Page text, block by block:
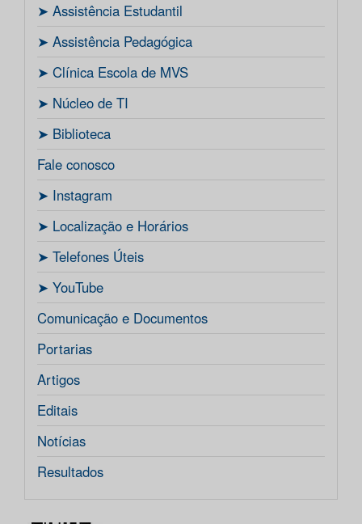
ㅤ➤ Assistência Estudantil
ㅤ➤ Assistência Pedagógica
ㅤ➤ Clínica Escola de MVS
ㅤ➤ Núcleo de TI
ㅤ➤ Biblioteca
Fale conosco
ㅤ➤ Instagram
ㅤ➤ Localização e Horários
ㅤ➤ Telefones Úteis
ㅤ➤ YouTube
Comunicação e Documentos
Portarias
Artigos
Editais
Notícias
Resultados